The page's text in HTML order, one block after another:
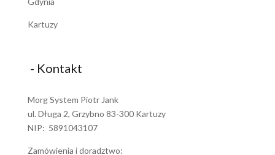
Kartuzy
- Kontakt
Morg System Piotr Jank
ul. Długa 2, Grzybno 83-300 Kartuzy
NIP: 5891043107
Zamówienia i doradztwo: